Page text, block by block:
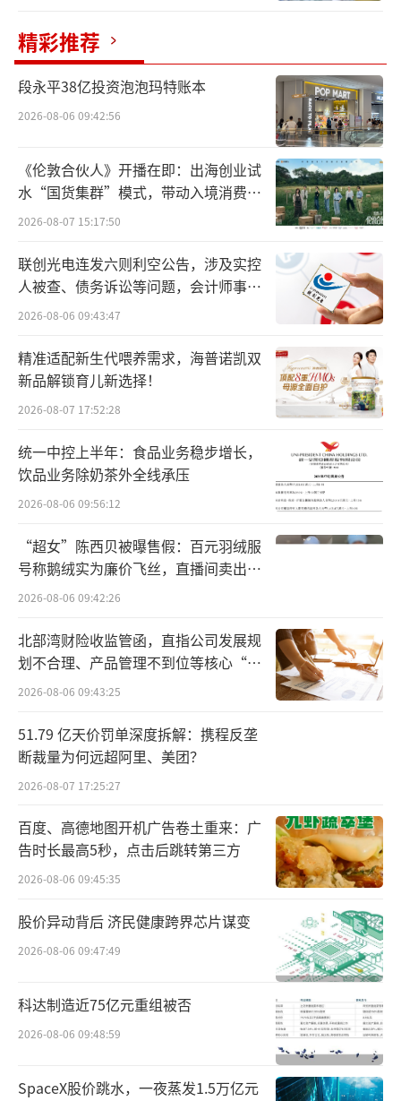
在移动互联网的上半场，易车通过"烧钱换
流量"的策略构建起庞大的用户帝国。
其广告投放策略堪称教科书级别：在百度
搜索框输入"买车攻略"，首屏必现易车广告；3
60浏览器开屏画面常年被易车承包；甚至在视
频网站前贴片广告中，每10个汽车相关视频就
有3个来自易车。
这种饱和式攻击在2015年前后确实奏效，
当年易车月活用户突破3000万，广告收入占比
高达82%。
但这种建立在流量收割基础上的商业模
式，从一开始就埋下致命缺陷。为了维持广告
投放强度，易车不得不持续抬高经销商会员
费。
2023年湖南某经销商透露，其会员费从17.
08万元飙升至23.88万元，涨幅39%的同时，线
索转化率却从12%跌至不足5%。这种"高投入-
低产出"的恶性循环，最终导致2024年Q1财报
显示，易车广告主数量同比减少23%，单客获
客成本攀升至行业平均水平的1.8倍。
当汽车产业进入存量竞争阶段，主机厂开
特斯拉率先宣布取消所有垂直媒体广告投
放，蔚来、理想等新势力紧随其后，转而将预
算投向私域流量运营。这种集体转向背后，是
车企对流量中介价值的重新评估：与其支付高
额广告费购买不确定的转化，不如通过自建Ap
p、社群运营直接触达用户。蔚来App日活用户
突破500万的现实，彻底动摇了传统汽车媒体的
生存根基。
信任危机爆发：中介平台的信任坍塌
如果说流量红利消退是外部冲击，那么信
任机制的瓦解则是压垮易车的最后一根稻草。
精彩推荐
段永平38亿投资泡泡玛特账本
2026-08-06 09:42:56
《伦敦合伙人》开播在即：出海创业试
水“国货集群”模式，带动入境消费反
向种草
2026-08-07 15:17:50
联创光电连发六则利空公告，涉及实控
人被查、债务诉讼等问题，会计师事务
所曾出具“保留意见”
2026-08-06 09:43:47
精准适配新生代喂养需求，海普诺凯双
新品解锁育儿新选择！
2026-08-07 17:52:28
统一中控上半年：食品业务稳步增长，
饮品业务除奶茶外全线承压
2026-08-06 09:56:12
“超女”陈西贝被曝售假：百元羽绒服
号称鹅绒实为廉价飞丝，直播间卖出超
百万元
2026-08-06 09:42:26
北部湾财险收监管函，直指公司发展规
划不合理、产品管理不到位等核心“痛
点”
2026-08-06 09:43:25
51.79 亿天价罚单深度拆解：携程反垄
断裁量为何远超阿里、美团？
2026-08-07 17:25:27
百度、高德地图开机广告卷土重来：广
告时长最高5秒，点击后跳转第三方
2026-08-06 09:45:35
股价异动背后 济民健康跨界芯片谋变
2026-08-06 09:47:49
科达制造近75亿元重组被否
2026-08-06 09:48:59
SpaceX股价跳水，一夜蒸发1.5万亿元